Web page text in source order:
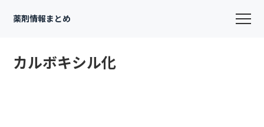
薬剤情報まとめ
カルボキシル化